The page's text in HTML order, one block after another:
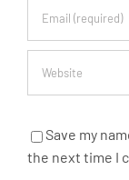
Save my
the next time I